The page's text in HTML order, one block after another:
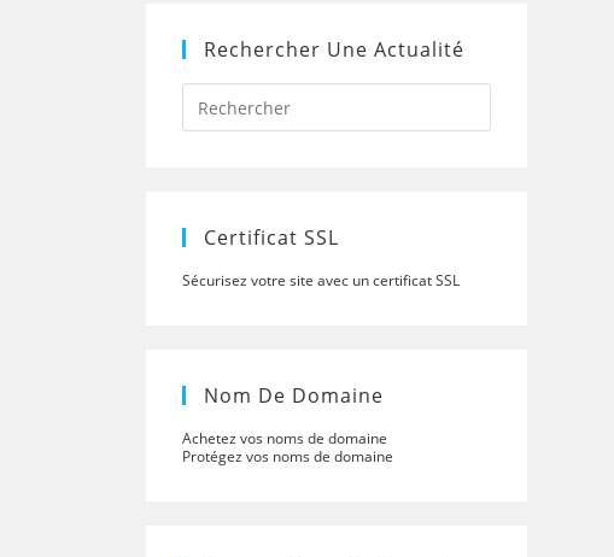
Rechercher Une Actualité
Press
to
Certificat SSL
Sécurisez votre site avec un certificat SSL
Nom De Domaine
Achetez vos noms de domaine
Protégez vos noms de domaine